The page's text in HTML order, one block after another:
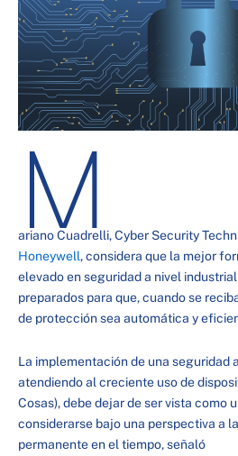
M
ariano Cuadrelli, Cyber Security
Honeywell, considera que la mejor
elevado en seguridad a nivel
preparados para que, cuando se
de protección sea automática y
La implementación de una seguridad
atendiendo al creciente uso de
Cosas), debe dejar de ser vista como
considerarse bajo una perspectiva a
permanente en el tiempo, señaló